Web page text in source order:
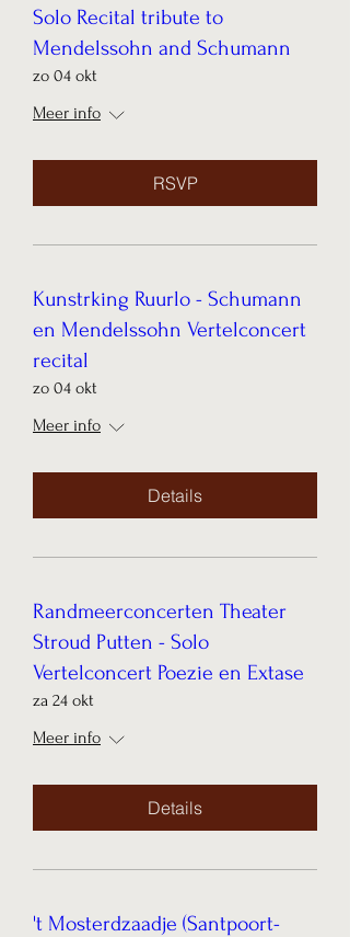
Solo Recital tribute to
Mendelssohn and Schumann
zo 04 okt
Meer info
RSVP
Kunstrking Ruurlo - Schumann
en Mendelssohn Vertelconcert
recital
zo 04 okt
Meer info
Details
Randmeerconcerten Theater
Stroud Putten - Solo
Vertelconcert Poezie en Extase
za 24 okt
Meer info
Details
't Mosterdzaadje (Santpoort-